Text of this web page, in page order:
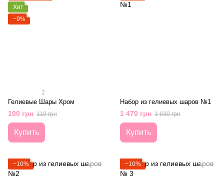
Хит
−9%
2
Гелиевые Шары Хром
100 грн 110 грн
Купить
Набор из гелиевых шаров №1
1 470 грн 1 630 грн
Купить
−10% −10%